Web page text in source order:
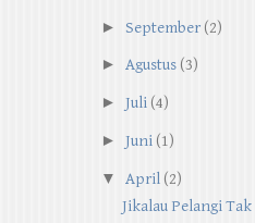
► September (2)
► Agustus (3)
► Juli (4)
► Juni (1)
▼
April (2)
Jikalau Pelangi